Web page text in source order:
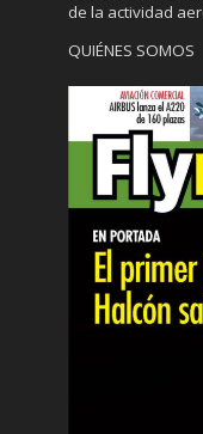
de la actividad
QUIÉNES SOMOS